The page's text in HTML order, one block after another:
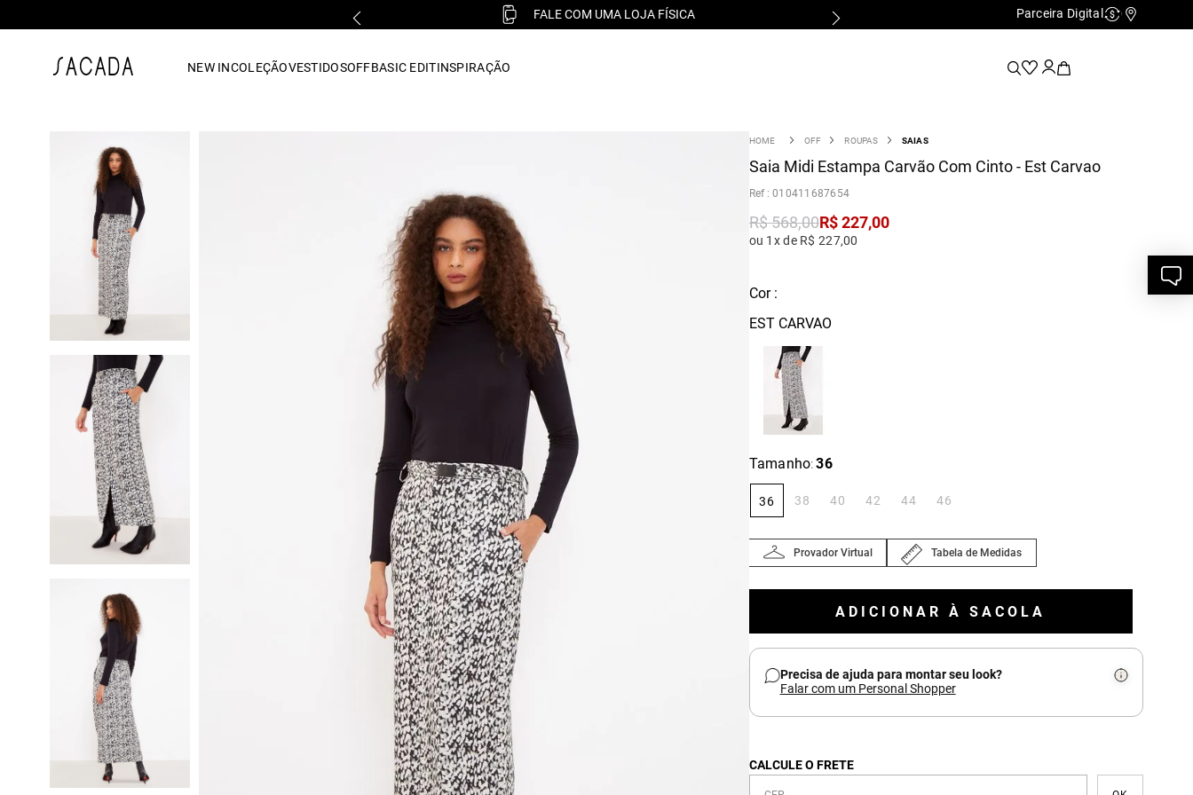
FALE COM UMA LOJA FÍSICA Parceira Digital Cashback
NEW INCOLEÇÃOVESTIDOSOFFBASIC EDITINSPIRAÇÃO
OFF ROUPAS SAIAS
Saia Midi Estampa Carvão Com Cinto - Est Carvao
:010411687654
R$568,00R$ 227,00
ou 1x de R$ 227,00
Cor :
EST CARVAO
Tamanho: 36
36 38 40 42 44 46
Provador Virtual Tabela de Medidas
ADICIONAR À SACOLA
Precisa de ajuda para montar seu look?
Falar com um Personal Shopper
CALCULE O FRETE
vestido midi
vestido curto